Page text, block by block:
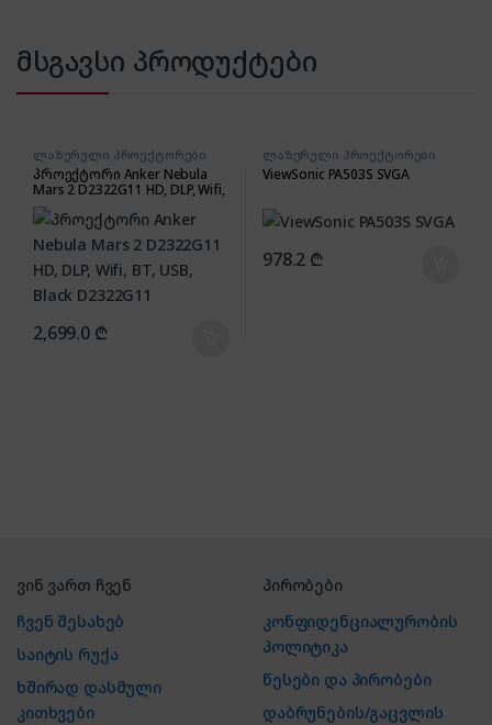
მსგავსი პროდუქტები
ლაზერული პროექტორები
პროექტორი Anker Nebula
Mars 2 D2322G11 HD, DLP, Wifi,
BT, USB, Black D2322G11
2,699.0 ₾
ლაზერული პროექტორები
ViewSonic PA503S SVGA
978.2 ₾
ვინ ვართ ჩვენ
ჩვენ შესახებ
საიტის რუქა
ხშირად დასმული
კითხვები
პირობები
კონფიდენციალურობის
პოლიტიკა
წესები და პირობები
დაბრუნების/გაცვლის